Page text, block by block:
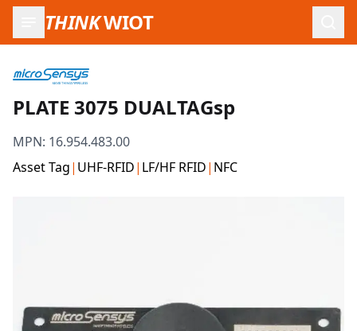
THINKWIOT
PLATE 3075 DUALTAGsp
MPN: 16.954.483.00
Asset Tag| UHF-RFID| LF/HF RFID| NFC